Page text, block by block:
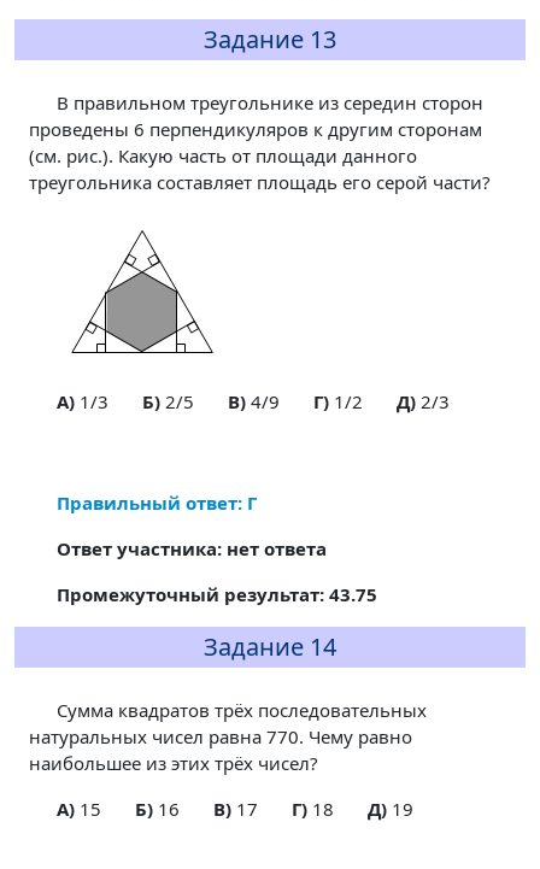
Задание 13
В правильном треугольнике из середин сторон
проведены 6 перпендикуляров к другим сторонам
(см. рис.). Какую часть от площади данного
треугольника составляет площадь его серой части?
A)1/3 Б)2/5 В)4/9 Г)1/2 Д)2/3
Правильный ответ: Г
Ответ участника: нет ответа
Промежуточный результат: 43.75
Задание 14
Сумма квадратов трёх последовательных
натуральных чисел равна 770. Чему равно
наибольшее из этих трёх чисел?
A)15 Б)16 В)17 Г)18 Д)19